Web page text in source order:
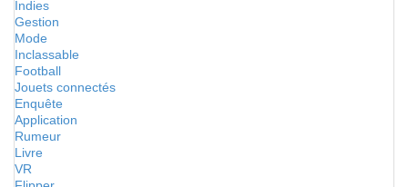
Indies
Gestion
Mode
Inclassable
Football
Jouets connectés
Enquête
Application
Rumeur
Livre
VR